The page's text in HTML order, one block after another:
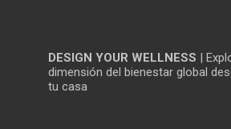
DESIGN YOUR WELLNESS |
dimensión del bienestar global
tu casa